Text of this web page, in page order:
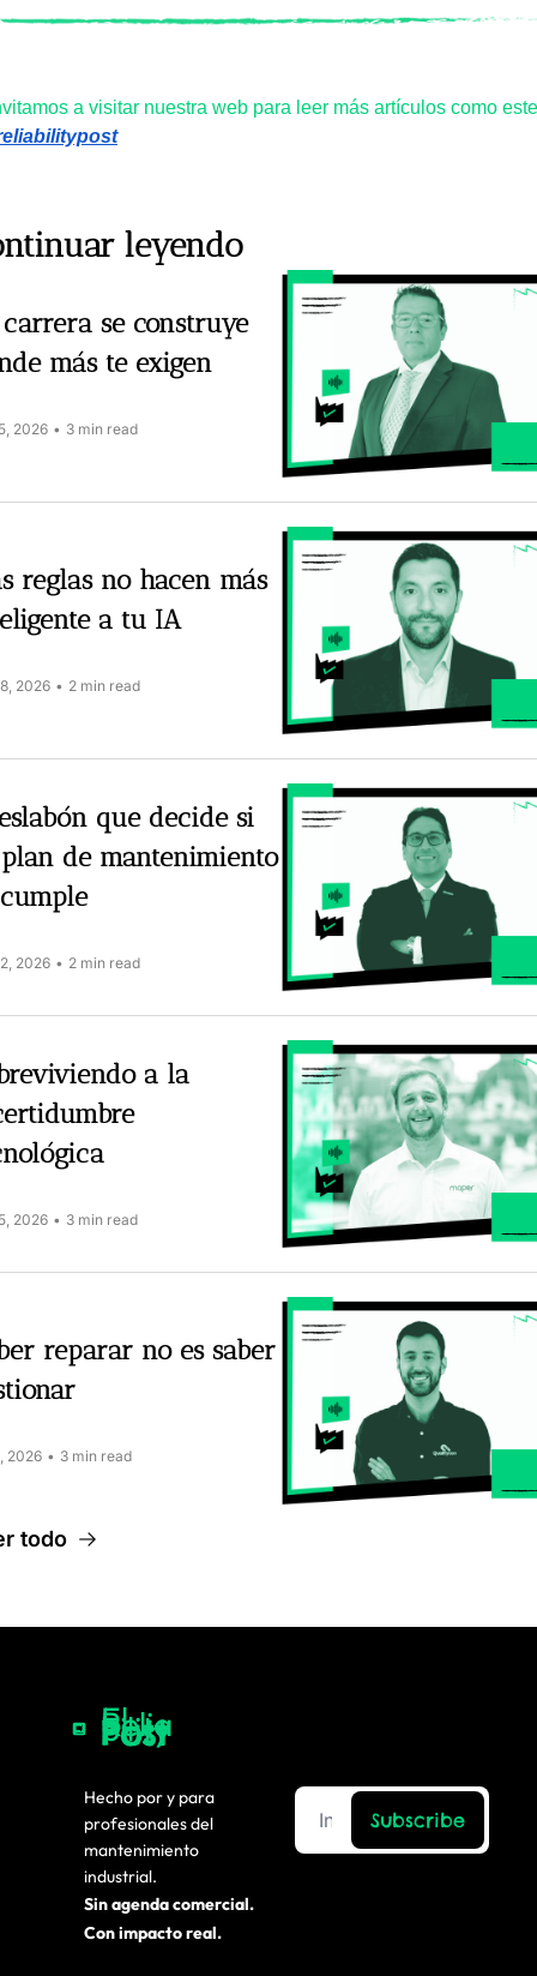
a visitar nuestra web para leer más artículos como este
leyendo
se construye
más te exigen
2026 • 3 min read
reglas no hacen más
a tu IA
2026 • 2 min read
que decide si
de mantenimiento
2026 • 2 min read
a la
2026 • 3 min read
reparar no es saber
2026 • 3 min read
todo
El
Relia
bility
Post
Hecho por y para
profesionales del
mantenimiento
industrial.
Sin agenda comercial.
Con impacto real.
Subscribe